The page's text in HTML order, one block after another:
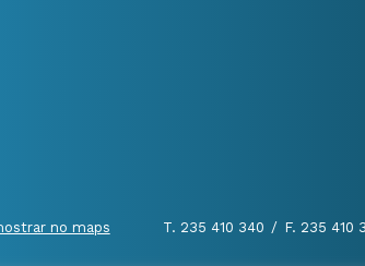
no maps T. 235 410 340 / F. 235 410